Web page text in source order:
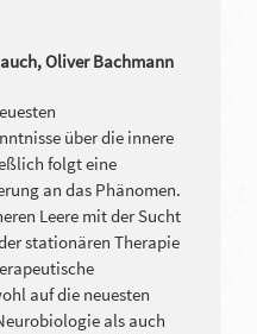
Oliver Bachmann
über die innere
folgt eine
an das Phänomen.
Leere mit der Sucht
stationären Therapie
auf die neuesten
als auch